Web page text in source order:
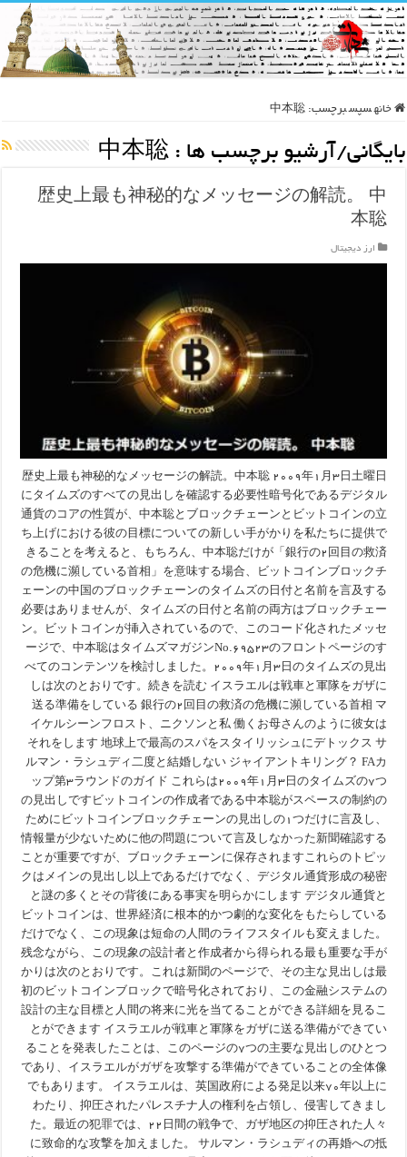
خانه سپس برچسب: 中本聡
بایگانی/آرشیو برچسب ها : 中本聡
歴史上最も神秘的なメッセージの解読。 中
本聡
ارز دیجیتال
歴史上最も神秘的なメッセージの解読。中本聡 ۲۰۰۹年۱月۳日土曜日
にタイムズのすべての見出しを確認する必要性暗号化であるデジタル
通貨のコアの性質が、中本聡とブロックチェーンとビットコインの立
ち上げにおける彼の目標についての新しい手がかりを私たちに提供で
きることを考えると、もちろん、中本聡だけが「銀行の۲回目の救済
の危機に瀕している首相」を意味する場合、ビットコインブロックチ
ェーンの中国のブロックチェーンのタイムズの日付と名前を言及する
必要はありませんが、タイムズの日付と名前の両方はブロックチェー
ン。ビットコインが挿入されているので、このコード化されたメッセ
ージで、中本聡はタイムズマガジンNo.69523のフロントページのす
べてのコンテンツを検討しました。۲۰۰۹年۱月۳日のタイムズの見出
しは次のとおりです。続きを読む イスラエルは戦車と軍隊をガザに
送る準備をしている 銀行の۲回目の救済の危機に瀕している首相 マ
イケルシーンフロスト、ニクソンと私 働くお母さんのように彼女は
それをします 地球上で最高のスパをスタイリッシュにデトックス サ
ルマン・ラシュディ二度と結婚しない ジャイアントキリング？ FAカ
ップ第۳ラウンドのガイド これらは۲۰۰۹年۱月۳日のタイムズの۷つ
の見出しですビットコインの作成者である中本聡がスペースの制約の
ためにビットコインブロックチェーンの見出しの۱つだけに言及し、
情報量が少ないために他の問題について言及しなかった新聞確認する
ことが重要ですが、ブロックチェーンに保存されますこれらのトピッ
クはメインの見出し以上であるだけでなく、デジタル通貨形成の秘密
と謎の多くとその背後にある事実を明らかにします デジタル通貨と
ビットコインは、世界経済に根本的かつ劇的な変化をもたらしている
だけでなく、この現象は短命の人間のライフスタイルも変えました。
残念ながら、この現象の設計者と作成者から得られる最も重要な手が
かりは次のとおりです。これは新聞のページで、その主な見出しは最
初のビットコインブロックで暗号化されており、この金融システムの
設計の主な目標と人間の将来に光を当てることができる詳細を見るこ
とができます イスラエルが戦車と軍隊をガザに送る準備ができてい
ることを発表したことは、このページの۷つの主要な見出しのひとつ
であり、イスラエルがガザを攻撃する準備ができていることの全体像
でもあります。 イスラエルは、英国政府による発足以来۷۰年以上に
わたり、抑圧されたパレスチナ人の権利を占領し、侵害してきまし
た。最近の犯罪では、۲۲日間の戦争で、ガザ地区の抑圧された人々
に致命的な攻撃を加えました。 サルマン・ラシュディの再婚への抵